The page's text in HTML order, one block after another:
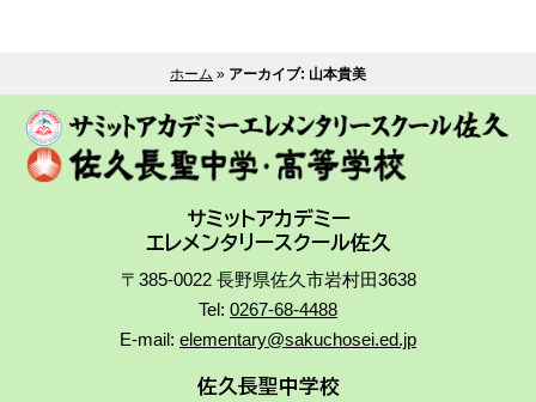
ホーム » アーカイブ: 山本貴美
サミットアカデミー
エレメンタリースクール佐久
〒385-0022 長野県佐久市岩村田3638
Tel: 0267-68-4488
E-mail: elementary@sakuchosei.ed.jp
佐久長聖中学校